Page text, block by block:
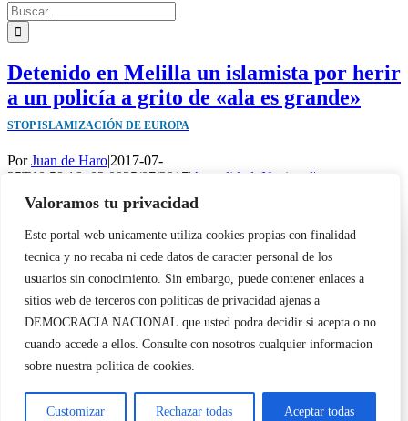
Valoramos tu privacidad
Este portal web unicamente utiliza cookies propias con finalidad
tecnica y no recaba ni cede datos de caracter personal de los
usuarios sin conocimiento. Sin embargo, puede contener enlaces a
sitios web de terceros con politicas de privacidad ajenas a
DEMOCRACIA NACIONAL que usted podra decidir si acepta o no
cuando accede a ellos. Consulte con nosotros cualquier informacion
sobre nuestra politica de cookies.
Customizar Rechazar todas Aceptar todas
Buscar:
Detenido en Melilla un islamista por herir
a un policía a grito de «ala es grande»
STOP ISLAMIZACIÓN DE EUROPA
PorJuan de Haro|2017-07-
25T10:58:16+02:0025/07/2017| Actualidad Nacional|
La Vanguardia informa de la siguiente noticia: La Policía Nacional
Más información
Copyright 2023 |Democracia Nacional | All Rights Reserved
Facebook
Twitter
Instagram
Page load link
Warning
: Undefined variable $visibility_homepage in
/home/demopwcr/public_html/wp-content/plugins/kn-mobile-
sharebar/kn_mobile_sharebar.php
funcionamiento de la web, medir su uso y mejorar nuestros
servicios. Puede aceptar todas las cookies, rechazar las no
necesarias o configurar sus preferencias. Política de cookies
Aceptar todo
Rechazar
Configurar